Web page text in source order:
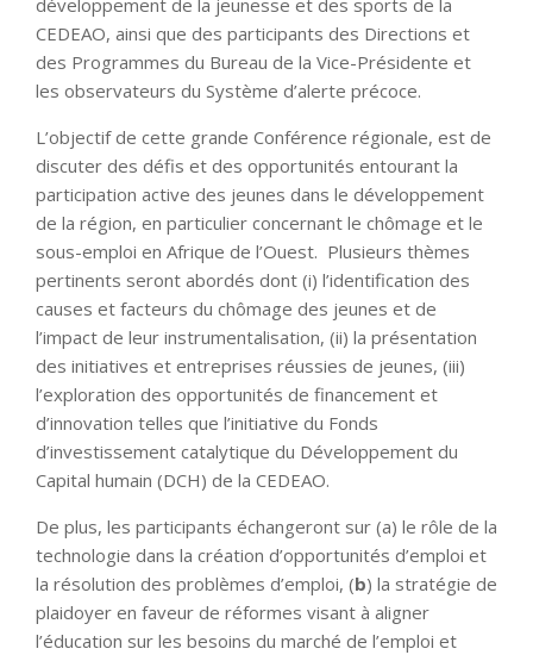
CEDEAO, ainsi que des participants des Directions et
des Programmes du Bureau de la Vice-Présidente et
les observateurs du Système d’alerte précoce.
L’objectif de cette grande Conférence régionale, est de
discuter des défis et des opportunités entourant la
participation active des jeunes dans le développement
de la région, en particulier concernant le chômage et le
sous-emploi en Afrique de l’Ouest. Plusieurs thèmes
pertinents seront abordés dont (i) l’identification des
causes et facteurs du chômage des jeunes et de
l’impact de leur instrumentalisation, (ii) la présentation
des initiatives et entreprises réussies de jeunes, (iii)
l’exploration des opportunités de financement et
d’innovation telles que l’initiative du Fonds
d’investissement catalytique du Développement du
Capital humain (DCH) de la CEDEAO.
De plus, les participants échangeront sur (a) le rôle de la
technologie dans la création d’opportunités d’emploi et
la résolution des problèmes d’emploi, (b) la stratégie de
plaidoyer en faveur de réformes visant à aligner
l’éducation sur les besoins du marché de l’emploi et